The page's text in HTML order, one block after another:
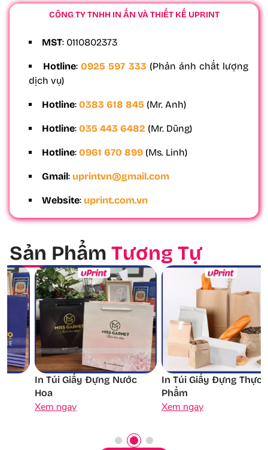
CÔNG TY TNHH IN ẤN VÀ THIẾT KẾ UPRINT
MST: 0110802373
Hotline:0925 597 333 (Phản ánh chất lượng
dịch vụ)
Hotline: 0383 618 845 (Mr. Anh)
Hotline: 035 443 6482 (Mr. Dũng)
Hotline: 0961 670 899 (Ms. Linh)
Gmail: uprintvn@gmail.com
Website: uprint.com.vn
Sản Phẩm Tương Tự
In Túi Giấy Đựng Nước
Xem ngay
In Túi Giấy Đựng Thực
Phẩm
Xem ngay